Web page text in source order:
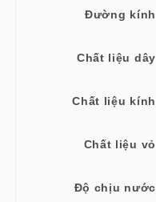
Đường kính
Chất liệu dây
Chất liệu kính
Chất liệu vỏ
Độ chịu nước